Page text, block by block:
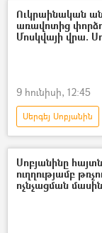
Ուկրաինական
առավոտից
Մոսկվայի վրա.
9 հունիսի, 12:45
Սերգեյ Սոբյանին
անօդաչու
Մոսկվա
Սոբյանինը
ուղղությամբ
ոչնչացման մասին